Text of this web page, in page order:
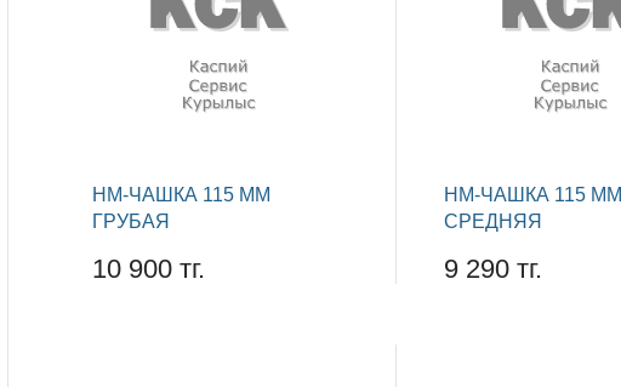
НМ-ЧАШКА 115 ММ
ГРУБАЯ
10 900 тг.
НМ-ЧАШКА 115 ММ
СРЕДНЯЯ
9 290 тг.